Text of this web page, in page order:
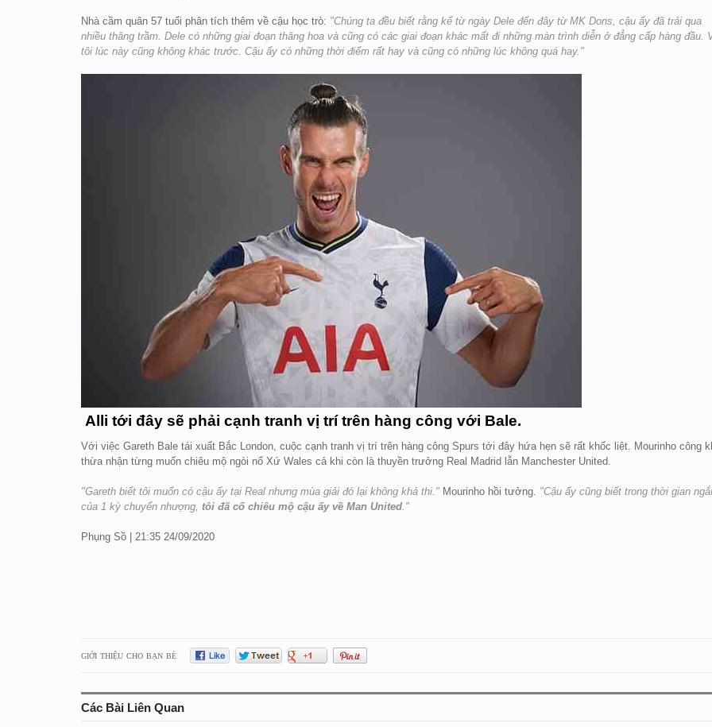
Nhà cầm quân 57 tuổi phân tích thêm về cậu học trò: "Chúng ta đều biết rằng kể từ ngày Dele đến đây từ MK Dons, cậu ấy đã trải qua
nhiều thăng trầm. Dele có những giai đoạn thăng hoa và cũng có các giai đoạn khác mất đi những màn trình diễn ở đẳng cấp hàng đầu.
tôi lúc này cũng không khác trước. Cậu ấy có những thời điểm rất hay và cũng có những lúc không quá hay."
Alli tới đây sẽ phải cạnh tranh vị trí trên hàng công với Bale.
Với việc Gareth Bale tái xuất Bắc London, cuộc cạnh tranh vị trí trên hàng công Spurs tới đây hứa hẹn sẽ rất khốc liệt. Mourinho công
thừa nhận từng muốn chiêu mộ ngòi nổ Xứ Wales cả khi còn là thuyền trưởng Real Madrid lẫn Manchester United.
"Gareth biết tôi muốn có cậu ấy tại Real nhưng mùa giải đó lại không khả thi." Mourinho hồi tưởng. "Cậu ấy cũng biết trong thời gian
của 1 kỳ chuyển nhượng, tôi đã cố chiêu mộ cậu ấy về Man United."
Phụng Sồ | 21:35 24/09/2020
GIỚI THIỆU CHO BẠN BÈ
Các Bài Liên Quan